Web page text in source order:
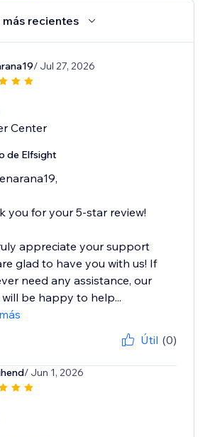
más recientes
/ Jul 27, 2026
Center
de Elfsight
you for your 5-star review!
appreciate your support
glad to have you with us! If
need any assistance, our
be happy to help...
Útil (0)
/ Jun 1, 2026